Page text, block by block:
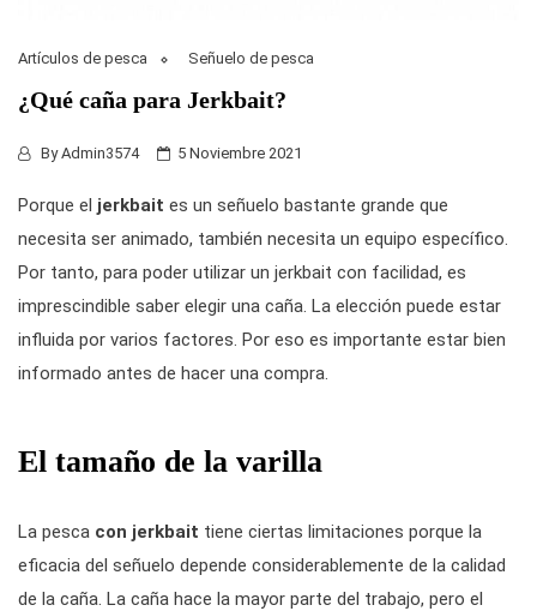
Artículos de pesca Señuelo de pesca
¿Qué caña para Jerkbait?
ByAdmin3574 5 Noviembre 2021
Porque el jerkbait es un señuelo bastante grande que
necesita ser animado, también necesita un equipo específico.
Por tanto, para poder utilizar un jerkbait con facilidad, es
imprescindible saber elegir una caña. La elección puede estar
influida por varios factores. Por eso es importante estar bien
informado antes de hacer una compra.
El tamaño de la varilla
La pesca con jerkbait tiene ciertas limitaciones porque la
eficacia del señuelo depende considerablemente de la calidad
de la caña. La caña hace la mayor parte del trabajo, pero el